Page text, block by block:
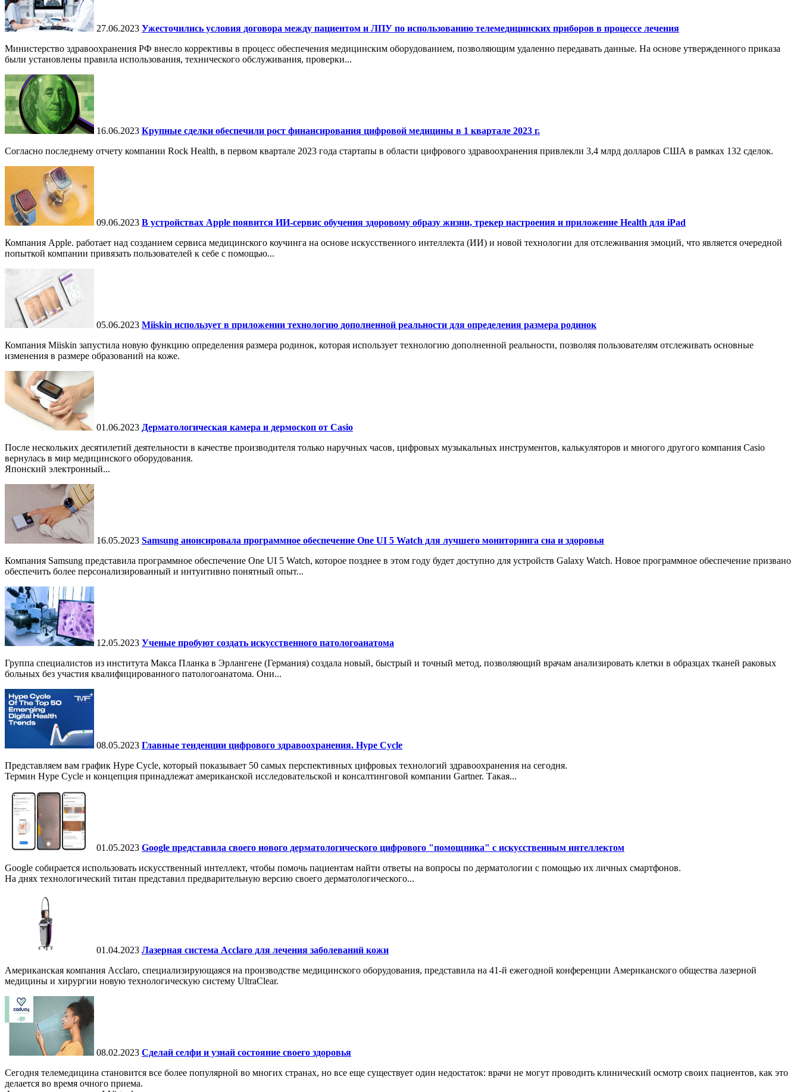
27.06.2023 Ужесточились условия договора между пациентом и ЛПУ по использованию телемедицинских приборов в процессе лечения
Министерство здравоохранения РФ внесло коррективы в процесс обеспечения медицинским оборудованием, позволяющим удаленно передавать данные. На основе утвержденного приказа
были установлены правила использования, технического обслуживания, проверки...
16.06.2023 Крупные сделки обеспечили рост финансирования цифровой медицины в 1 квартале 2023 г.
Согласно последнему отчету компании Rock Health, в первом квартале 2023 года стартапы в области цифрового здравоохранения привлекли 3,4 млрд долларов США в рамках 132 сделок.
09.06.2023 В устройствах Apple появится ИИ-сервис обучения здоровому образу жизни, трекер настроения и приложение Health для iPad
Компания Apple. работает над созданием сервиса медицинского коучинга на основе искусственного интеллекта (ИИ) и новой технологии для отслеживания эмоций, что является очередной
попыткой компании привязать пользователей к себе с помощью...
05.06.2023 Miiskin использует в приложении технологию дополненной реальности для определения размера родинок
Компания Miiskin запустила новую функцию определения размера родинок, которая использует технологию дополненной реальности, позволяя пользователям отслеживать основные
изменения в размере образований на коже.
01.06.2023 Дерматологическая камера и дермоскоп от Casio
После нескольких десятилетий деятельности в качестве производителя только наручных часов, цифровых музыкальных инструментов, калькуляторов и многого другого компания Casio
вернулась в мир медицинского оборудования.
Японский электронный...
16.05.2023 Samsung анонсировала программное обеспечение One UI 5 Watch для лучшего мониторинга сна и здоровья
Компания Samsung представила программное обеспечение One UI 5 Watch, которое позднее в этом году будет доступно для устройств Galaxy Watch. Новое программное обеспечение призвано
обеспечить более персонализированный и интуитивно понятный опыт...
12.05.2023 Ученые пробуют создать искусственного патологоанатома
Группа специалистов из института Макса Планка в Эрлангене (Германия) создала новый, быстрый и точный метод, позволяющий врачам анализировать клетки в образцах тканей раковых
больных без участия квалифицированного патологоанатома. Они...
08.05.2023 Главные тенденции цифрового здравоохранения. Hype Cycle
Представляем вам график Hype Cycle, который показывает 50 самых перспективных цифровых технологий здравоохранения на сегодня.
Термин Hype Cycle и концепция принадлежат американской исследовательской и консалтинговой компании Gartner. Такая...
01.05.2023 Google представила своего нового дерматологического цифрового "помощника" с искусственным интеллектом
Google собирается использовать искусственный интеллект, чтобы помочь пациентам найти ответы на вопросы по дерматологии с помощью их личных смартфонов.
На днях технологический титан представил предварительную версию своего дерматологического...
01.04.2023 Лазерная система Acclaro для лечения заболеваний кожи
Американская компания Acclaro, специализирующаяся на производстве медицинского оборудования, представила на 41-й ежегодной конференции Американского общества лазерной
медицины и хирургии новую технологическую систему UltraClear.
08.02.2023 Сделай селфи и узнай состояние своего здоровья
Сегодня телемедицина становится все более популярной во многих странах, но все еще существует один недостаток: врачи не могут проводить клинический осмотр своих пациентов, как это
делается во время очного приема.